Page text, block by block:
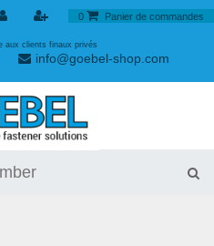
0 Panier de commandes
info@goebel-shop.com
aux clients finaux privés